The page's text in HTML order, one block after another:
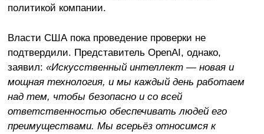
политикой компании.
Власти США пока проведение проверки не
подтвердили. Представитель OpenAI, однако,
заявил: «Искусственный интеллект — новая и
мощная технология, и мы каждый день работаем
над тем, чтобы безопасно и со всей
ответственностью обеспечивать людей его
преимуществами. Мы всерьёз относимся к